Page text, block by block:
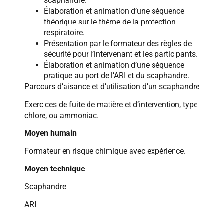
Élaboration et animation d’une séquence
théorique sur le thème de la protection
respiratoire.
Présentation par le formateur des règles de
sécurité pour l’intervenant et les participants.
Élaboration et animation d’une séquence
pratique au port de l’ARI et du scaphandre.
Parcours d’aisance et d’utilisation d’un scaphandre
Exercices de fuite de matière et d’intervention, type
chlore, ou ammoniac.
Moyen humain
Formateur en risque chimique avec expérience.
Moyen technique
Scaphandre
ARI